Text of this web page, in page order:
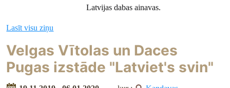
Latvijas dabas ainavas.
Lasīt visu ziņu
Velgas Vītolas un Daces
Pugas izstāde "Latviet's svin"